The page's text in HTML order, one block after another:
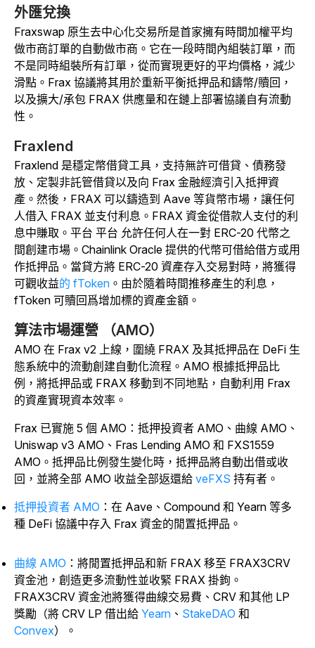
外匯兌換
Fraxswap 原生去中心化交易所是首家擁有時間加權平均
做市商訂單的自動做市商。它在一段時間內組裝訂單，而
不是同時組裝所有訂單，從而實現更好的平均價格，減少
滑點。Frax 協議將其用於重新平衡抵押品和鑄幣/贖回，
以及擴大/承包 FRAX 供應量和在鏈上部署協議自有流動
性。
Fraxlend
Fraxlend 是穩定幣借貸工具，支持無許可借貸、債務發
放、定製非託管借貸以及向 Frax 金融經濟引入抵押資
產。然後，FRAX 可以鑄造到 Aave 等貨幣市場，讓任何
人借入 FRAX 並支付利息。 FRAX 資金從借款人支付的利
息中賺取。平台 平台 允許任何人在一對 ERC-20 代幣之
間創建市場。Chainlink Oracle 提供的代幣可借給借方或用
作抵押品。當貸方將 ERC-20 資產存入交易對時，將獲得
可觀收益的 fToken 。由於隨着時間推移產生的利息，
fToken 可贖回爲增加標的資產金額。
算法市場運營 （AMO）
AMO 在 Frax v2 上線，圍繞 FRAX 及其抵押品在 DeFi 生
態系統中的流動創建自動化流程。AMO 根據抵押品比
例，將抵押品或 FRAX 移動到不同地點，自動利用 Frax
的資產實現資本效率。
Frax 已實施 5 個 AMO：抵押投資者 AMO、曲線 AMO、
Uniswap v3 AMO、Fras Lending AMO 和 FXS1559
AMO。抵押品比例發生變化時，抵押品將自動出借或收
回，並將全部 AMO 收益全部返還給 veFXS 持有者。
抵押投資者 AMO ：在 Aave、Compound 和 Yearn 等多
種 DeFi 協議中存入 Frax 資金的閒置抵押品。
曲線 AMO ：將閒置抵押品和新 FRAX 移至 FRAX3CRV
資金池，創造更多流動性並收緊 FRAX 掛鉤。
FRAX3CRV 資金池將獲得曲線交易費、CRV 和其他 LP
獎勵（將 CRV LP 借出給 Yearn 、 StakeDAO 和
Convex）。